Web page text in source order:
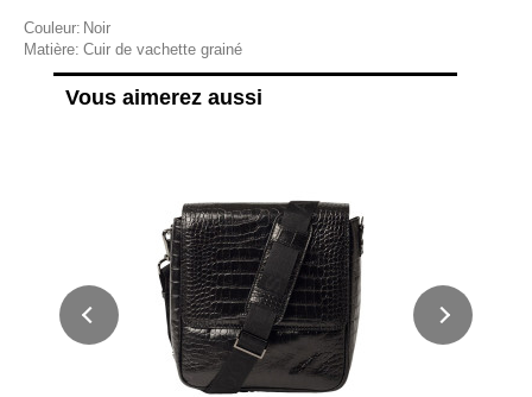
Couleur: Noir
Matière: Cuir de vachette grainé
Vous aimerez aussi